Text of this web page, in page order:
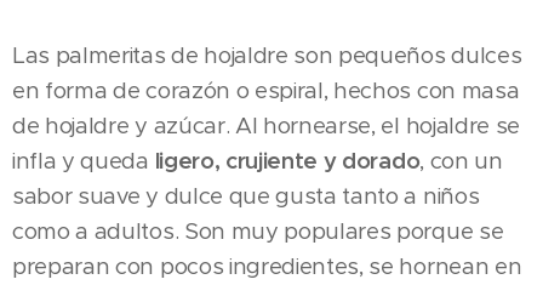
Las palmeritas de hojaldre son pequeños dulces
en forma de corazón o espiral, hechos con masa
de hojaldre y azúcar. Al hornearse, el hojaldre se
infla y queda ligero, crujiente y dorado, con un
sabor suave y dulce que gusta tanto a niños
como a adultos. Son muy populares porque se
preparan con pocos ingredientes, se hornean en